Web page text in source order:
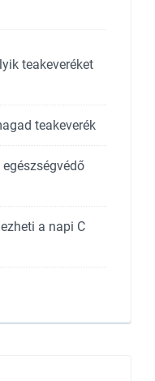
teakeveréket
teakeverék
a napi C